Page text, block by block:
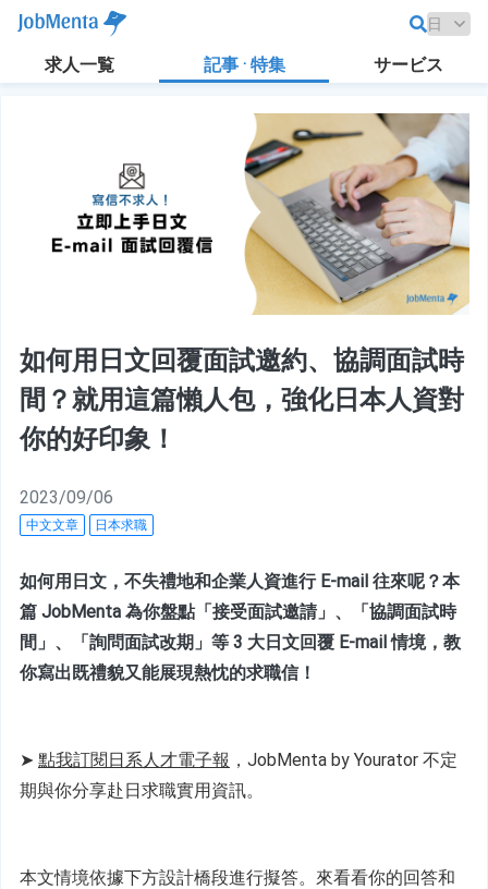
求人一覧 記事 · 特集 サービス
如何用日文回覆面試邀約、協調面試時
間？就用這篇懶人包，強化日本人資對
你的好印象！
2023/09/06
中文文章 日本求職
如何用日文，不失禮地和企業人資進行 E-mail 往來呢？本
篇 JobMenta 為你盤點「接受面試邀請」、「協調面試時
間」、「詢問面試改期」等 3 大日文回覆 E-mail 情境，教
你寫出既禮貌又能展現熱忱的求職信！
➤ 點我訂閱日系人才電子報 ，JobMenta by Yourator 不定
期與你分享赴日求職實用資訊。
本文情境依據下方設計橋段進行擬答。來看看你的回答和